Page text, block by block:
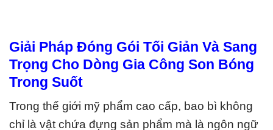
Giải Pháp Đóng Gói Tối Giản Và Sang
Trọng Cho Dòng Gia Công Son Bóng
Trong Suốt
Trong thế giới mỹ phẩm cao cấp, bao bì không
chỉ là vật chứa đựng sản phẩm mà là ngôn ngữ